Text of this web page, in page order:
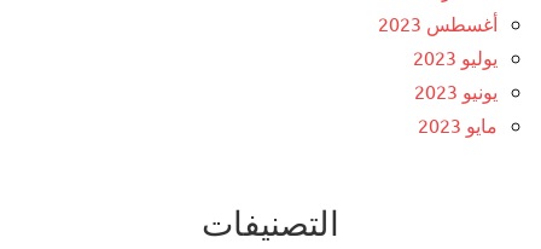
أغسطس 2023
يوليو 2023
يونيو 2023
مايو 2023
التصنيفات